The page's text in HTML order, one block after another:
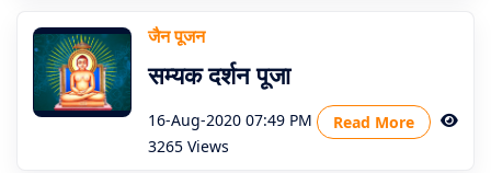
जैन पूजन
सम्यक दर्शन पूजा
16-Aug-2020 07:49 PM
Read More
3265 Views